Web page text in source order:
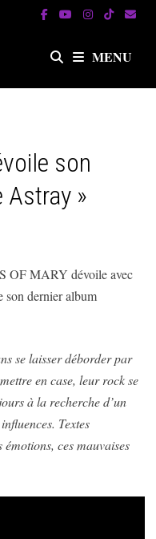
MENU
son
Astray »
OF MARY dévoile avec
dernier album
se laisser déborder par
en case, leur rock se
à la recherche d’un
Textes
ces mauvaises